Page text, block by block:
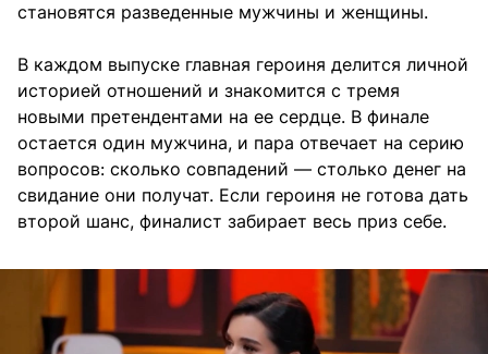
становятся разведенные мужчины и женщины.
В каждом выпуске главная героиня делится личной
историей отношений и знакомится с тремя
новыми претендентами на ее сердце. В финале
остается один мужчина, и пара отвечает на серию
вопросов: сколько совпадений — столько денег на
свидание они получат. Если героиня не готова дать
второй шанс, финалист забирает весь приз себе.